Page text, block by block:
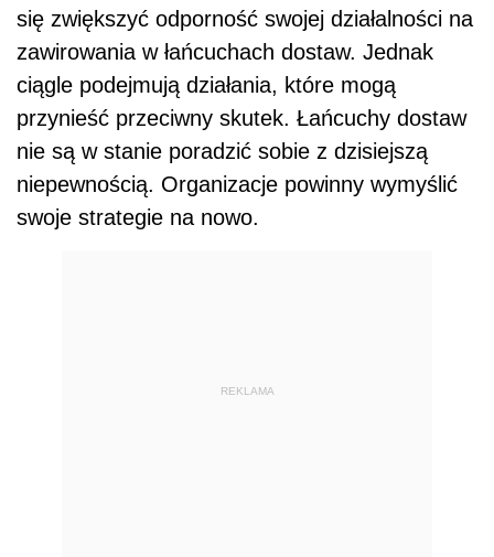
się zwiększyć odporność swojej działalności na
zawirowania w łańcuchach dostaw. Jednak
ciągle podejmują działania, które mogą
przynieść przeciwny skutek. Łańcuchy dostaw
nie są w stanie poradzić sobie z dzisiejszą
niepewnością. Organizacje powinny wymyślić
swoje strategie na nowo.
REKLAMA